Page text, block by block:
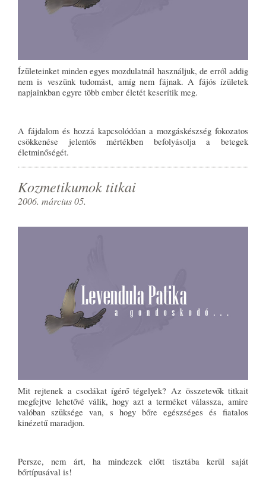
Ízületeinket minden egyes mozdulatnál használjuk, de erről addig
nem is veszünk tudomást, amíg nem fájnak. A fájós ízületek
napjainkban egyre több ember életét keserítik meg.
A fájdalom és hozzá kapcsolódóan a mozgáskészség fokozatos
csökkenése jelentős mértékben befolyásolja a betegek
életminőségét.
Kozmetikumok titkai
2006. március 05.
Mit rejtenek a csodákat ígérő tégelyek? Az összetevők titkait
megfejtve lehetővé válik, hogy azt a terméket válassza, amire
valóban szüksége van, s hogy bőre egészséges és fiatalos
kinézetű maradjon.
Persze, nem árt, ha mindezek előtt tisztába kerül saját
bőrtípusával is!